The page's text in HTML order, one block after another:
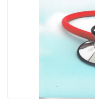
POSEBNA